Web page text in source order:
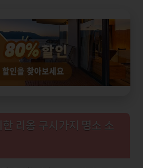
한 리옹 구시가지 명소 소